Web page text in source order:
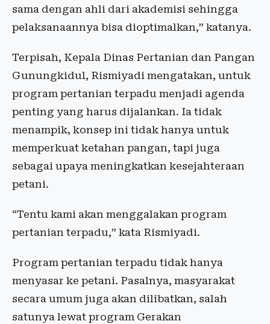
sama dengan ahli dari akademisi sehingga
pelaksanaannya bisa dioptimalkan,” katanya.
Terpisah, Kepala Dinas Pertanian dan Pangan
Gunungkidul, Rismiyadi mengatakan, untuk
program pertanian terpadu menjadi agenda
penting yang harus dijalankan. Ia tidak
menampik, konsep ini tidak hanya untuk
memperkuat ketahan pangan, tapi juga
sebagai upaya meningkatkan kesejahteraan
petani.
“Tentu kami akan menggalakan program
pertanian terpadu,” kata Rismiyadi.
Program pertanian terpadu tidak hanya
menyasar ke petani. Pasalnya, masyarakat
secara umum juga akan dilibatkan, salah
satunya lewat program Gerakan